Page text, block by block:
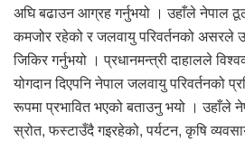
अघि बढाउन आग्रह गर्नुभयो । उहाँले नेपाल
कमजोर रहेको र जलवायु परिवर्तनको असरले
जिकिर गर्नुभयो । प्रधानमन्त्री दाहालले
योगदान दिएपनि नेपाल जलवायु परिवर्तनको
रूपमा प्रभावित भएको बताउनु भयो । उहाँले
स्रोत, फस्टाउँदै गइरहेको, पर्यटन, कृषि